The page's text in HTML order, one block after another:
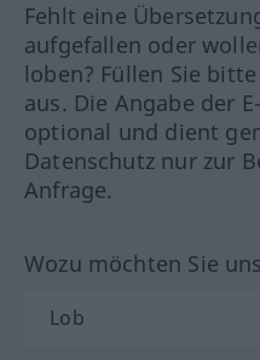
Fehlt eine
aufgefallen oder
loben? Füllen Sie
aus. Die Angabe der
optional und dient
Datenschutz nur zur
Anfrage.
Wozu möchten Sie